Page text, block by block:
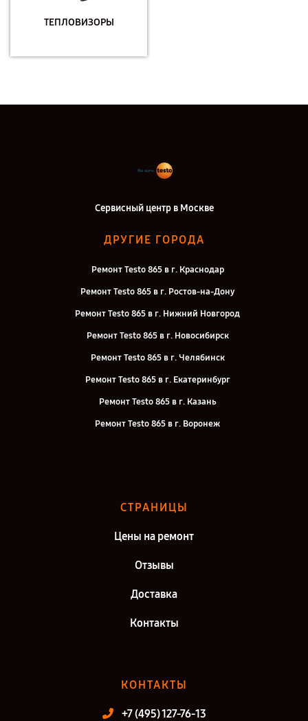
ТЕПЛОВИЗОРЫ
Сервисный центр в Москве
ДРУГИЕ ГОРОДА
Ремонт Testo 865 в г. Краснодар
Ремонт Testo 865 в г. Ростов-на-Дону
Ремонт Testo 865 в г. Нижний Новгород
Ремонт Testo 865 в г. Новосибирск
Ремонт Testo 865 в г. Челябинск
Ремонт Testo 865 в г. Екатеринбург
Ремонт Testo 865 в г. Казань
Ремонт Testo 865 в г. Воронеж
Ремонт Testo 865 в г. Санкт-Петербург
СТРАНИЦЫ
Цены на ремонт
Отзывы
Доставка
Контакты
КОНТАКТЫ
+7 (495) 127-76-13